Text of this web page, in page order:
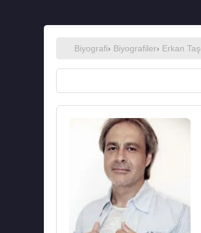
Biyografi› Biyografiler› Erkan